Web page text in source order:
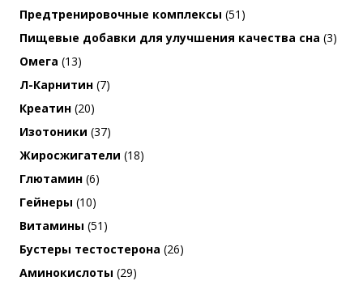
Предтренировочные комплексы (51)
Пищевые добавки для улучшения качества сна (3)
Омега (13)
Л-Карнитин (7)
Креатин (20)
Изотоники (37)
Жиросжигатели (18)
Глютамин (6)
Гейнеры (10)
Витамины (51)
Бустеры тестостерона (26)
Аминокислоты (29)